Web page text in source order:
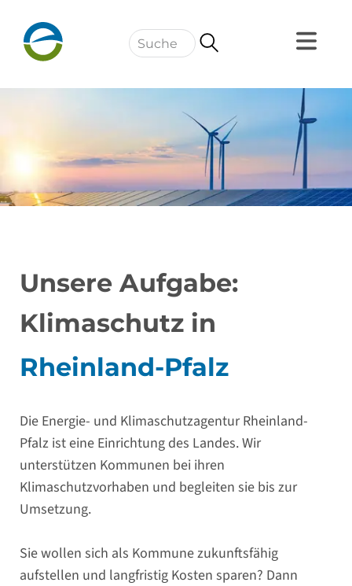
Navigation
Unsere Aufgabe:
Klimaschutz in
Rheinland-Pfalz
Die Energie- und Klimaschutzagentur Rheinland-
Pfalz ist eine Einrichtung des Landes. Wir
unterstützen Kommunen bei ihren
Klimaschutzvorhaben und begleiten sie bis zur
Umsetzung.
Sie wollen sich als Kommune zukunftsfähig
aufstellen und langfristig Kosten sparen? Dann